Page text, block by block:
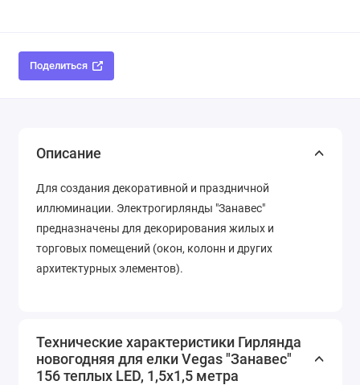
Поделиться
Описание
Для создания декоративной и праздничной
иллюминации. Электрогирлянды "Занавес"
предназначены для декорирования жилых и
торговых помещений (окон, колонн и других
архитектурных элементов).
Технические характеристики Гирлянда
новогодняя для елки Vegas "Занавес"
156 теплых LED, 1,5х1,5 метра